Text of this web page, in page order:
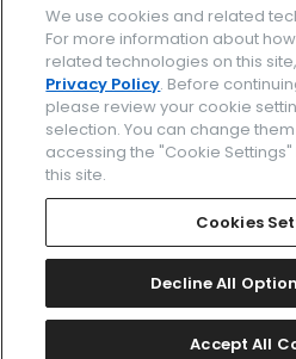
企業情報
プライバシーポリシー
Amazon PayはAmazon.com, Inc.ま
2026 CITIZEN
We use cookies and related
For more information about
related technologies on this
Privacy Policy. Before
please review your cookie
selection. You can change
accessing the "Cookie
this site.
Cookies
Decline All
Accept All